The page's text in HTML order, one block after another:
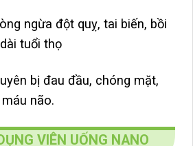
ngừa đột quỵ, tai biến, bồi
tuổi thọ
bị đau đầu, chóng mặt,
não.
VIÊN UỐNG NANO